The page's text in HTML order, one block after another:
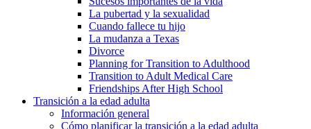
La pubertad y la sexualidad
Cuando fallece tu hijo
La mudanza a Texas
Divorce
Planning for Transition to Adulthood
Transition to Adult Medical Care
Friendships After High School
Transición a la edad adulta
Información general
Cómo planificar la transición a la edad adulta